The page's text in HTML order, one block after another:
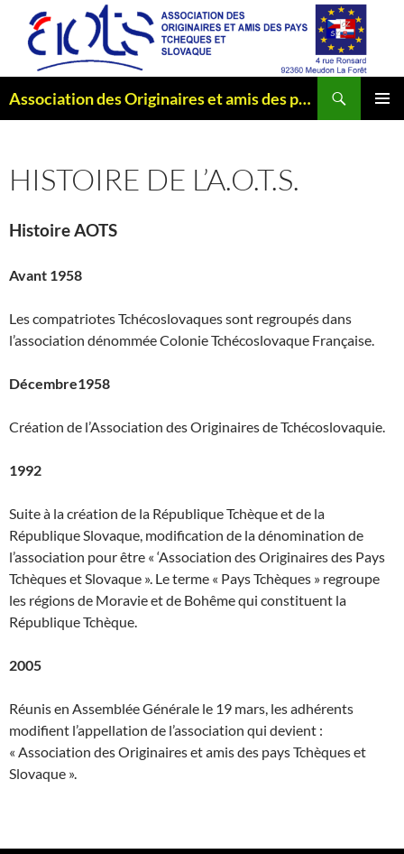
contenu
Association des Originaires et amis des pays Tchèques et Slovaque
HISTOIRE DE L’A.O.T.S.
Histoire AOTS
Avant 1958
Les compatriotes Tchécoslovaques sont regroupés dans
l’association dénommée Colonie Tchécoslovaque Française.
Décembre1958
Création de l’Association des Originaires de Tchécoslovaquie.
1992
Suite à la création de la République Tchèque et de la
République Slovaque, modification de la dénomination de
l’association pour être « ‘Association des Originaires des Pays
Tchèques et Slovaque ». Le terme « Pays Tchèques » regroupe
les régions de Moravie et de Bohême qui constituent la
République Tchèque.
2005
Réunis en Assemblée Générale le 19 mars, les adhérents
modifient l’appellation de l’association qui devient :
« Association des Originaires et amis des pays Tchèques et
Slovaque ».